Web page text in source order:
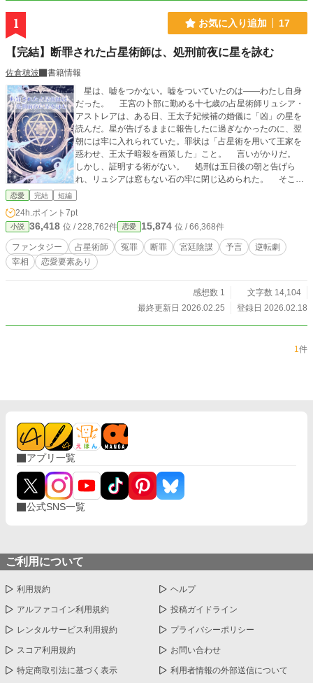
1 お気に入り追加 17
【完結】断罪された占星術師は、処刑前夜に星を詠む
佐倉穂波
書籍情報
星は、嘘をつかない。嘘をついていたのは——わたし自身
だった。 王宮の卜部に勤める十七歳の占星術師リュシア・
アストレアは、ある日、王太子妃候補の婚儀に「凶」の星を
読んだ。星が告げるままに報告したに過ぎなかったのに、翌
朝には牢に入れられていた。罪状は「占星術を用いて王家を
惑わせ、王太子暗殺を画策した」こと。 言いがかりだ。
しかし、証明する術がない。 処刑は五日後の朝と告げら
れ、リュシアは窓もない石の牢に閉じ込められた。 そこで
彼女は気づいてしまう。占いが外れ続けていた本当の理由
声を正しく聞いた。 瞼の裏に広がる夜空が、告げる。
【王太子が、明後日の夜に殺される】 処刑前夜に視た予言
を、誰が信じるというのか。それでも、若き宰相クラウス・
ベルシュタインは深夜の牢へ足を運び、断罪された少女の言
葉に耳を傾けた。 二人の出会いは、運命をどう変えていく
恋愛 完結 短編
24h.ポイント 7pt
小説 36,418 位 / 228,762件 恋愛 15,874 位 / 66,368件
ファンタジー 占星術師 冤罪 断罪 宮廷陰謀 予言
逆転劇
宰相
恋愛要素あり
感想数 1
文字数 14,104
最終更新日 2026.02.25
登録日 2026.02.18
1件
アプリ一覧
公式SNS一覧
ご利用について
利用規約 ヘルプ
アルファコイン利用規約 投稿ガイドライン
レンタルサービス利用規約 プライバシーポリシー
スコア利用規約 お問い合わせ
特定商取引法に基づく表示 利用者情報の外部送信について